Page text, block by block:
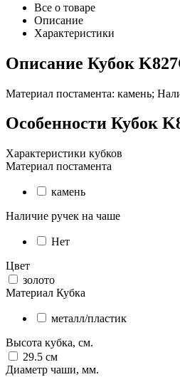
Все о товаре
Описание
Характеристики
Описание Кубок
Материал постамента: камень;
Особенности Кубок
Характеристики кубков
Материал постамента
камень
Наличие ручек на чаше
Нет
Цвет
золото
Материал Кубка
металл/пластик
Высота кубка, см.
29.5 см
Диаметр чаши, мм.